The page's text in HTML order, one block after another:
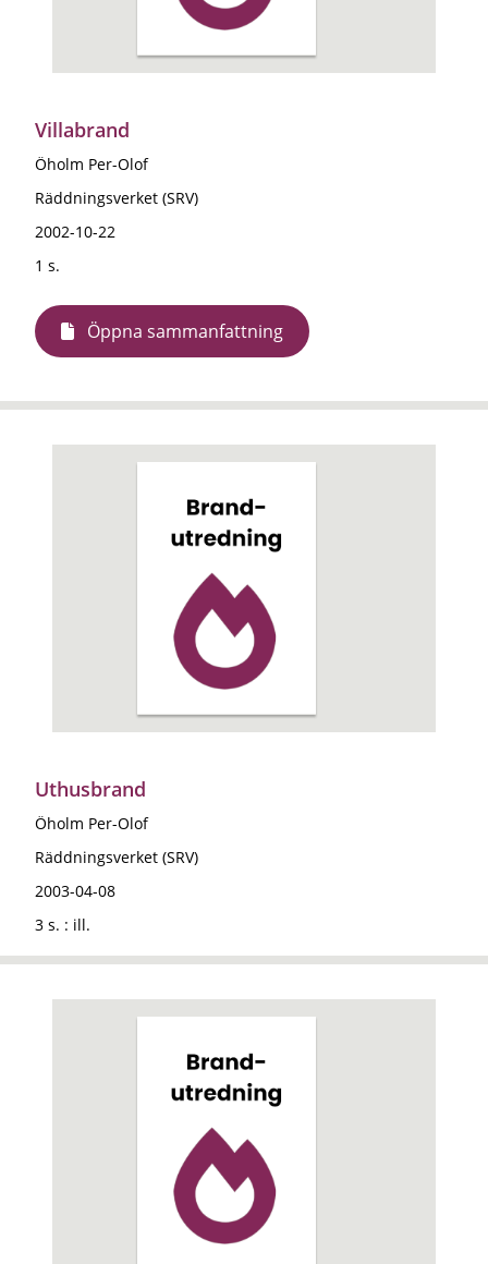
Villabrand
Öholm Per-Olof
Räddningsverket (SRV)
2002-10-22
1 s.
Öppna sammanfattning
Uthusbrand
Öholm Per-Olof
Räddningsverket (SRV)
2003-04-08
3 s. : ill.